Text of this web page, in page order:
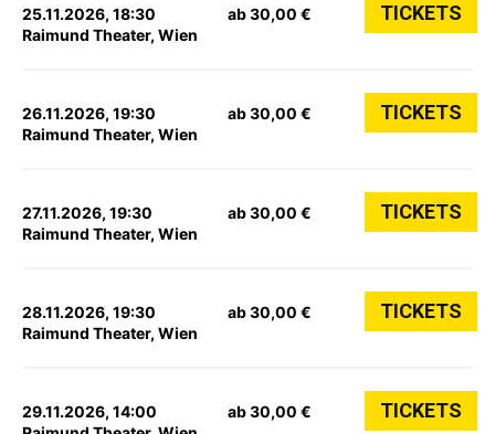
25.11.2026, 18:30
Raimund Theater, Wien
ab 30,00 € TICKETS
26.11.2026, 19:30
Raimund Theater, Wien
ab 30,00 € TICKETS
27.11.2026, 19:30
Raimund Theater, Wien
ab 30,00 € TICKETS
28.11.2026, 19:30
Raimund Theater, Wien
ab 30,00 € TICKETS
29.11.2026, 14:00
ab 30,00 € TICKETS